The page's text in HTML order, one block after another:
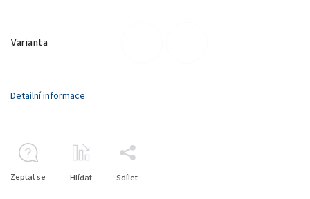
Varianta
Detailní informace
Zeptat se Hlídat Sdílet